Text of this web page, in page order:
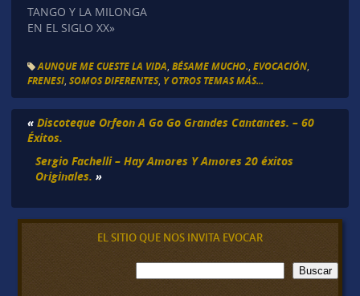
TANGO Y LA MILONGA
EN EL SIGLO XX»
AUNQUE ME CUESTE LA VIDA BÉSAME MUCHO. EVOCACIÓN,
FRENESI, SOMOS DIFERENTES, Y OTROS TEMAS MÁS...
« Discoteque Orfeon A Go Go Grandes Cantantes. – 60
Éxitos.
Sergio Fachelli – Hay Amores Y Amores 20 éxitos
Originales. »
EL SITIO QUE NOS INVITA EVOCAR
B
u
Buscar